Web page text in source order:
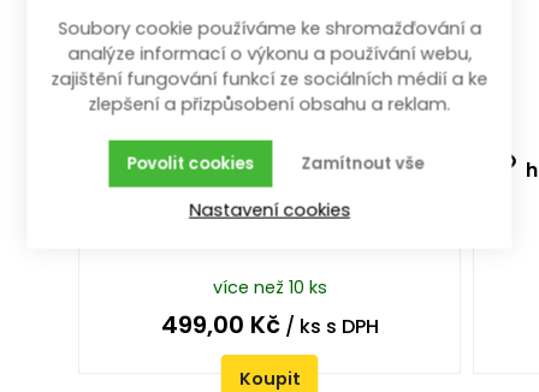
ráčna trojitá 1/4", 3/8", 1/2" 72z
celokovová 250 mm
více než 10 ks
499,00 Kč/ ks s DPH
Koupit
Soubory cookie používáme ke shromažďování a
analýze informací o výkonu a používání webu,
zajištění fungování funkcí ze sociálních médií a ke
zlepšení a přizpůsobení obsahu a reklam.
Zamítnout vše
Povolit cookies
Nastavení cookies